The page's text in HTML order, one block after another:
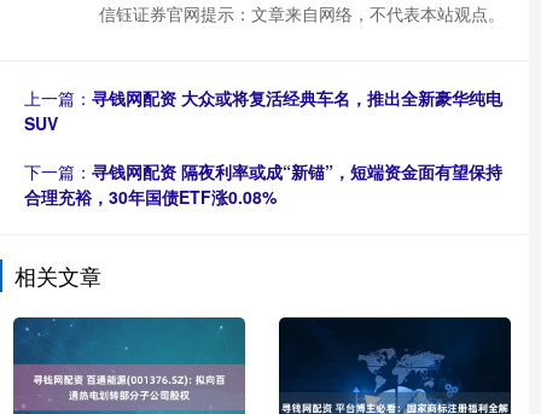
信钰证券官网提示：文章来自网络，不代表本站观点。
上一篇： 寻钱网配资 大众或将复活经典车名，推出全新豪华纯电
SUV
下一篇： 寻钱网配资 隔夜利率或成“新锚”，短端资金面有望保持
合理充裕，30年国债ETF涨0.08%
相关文章